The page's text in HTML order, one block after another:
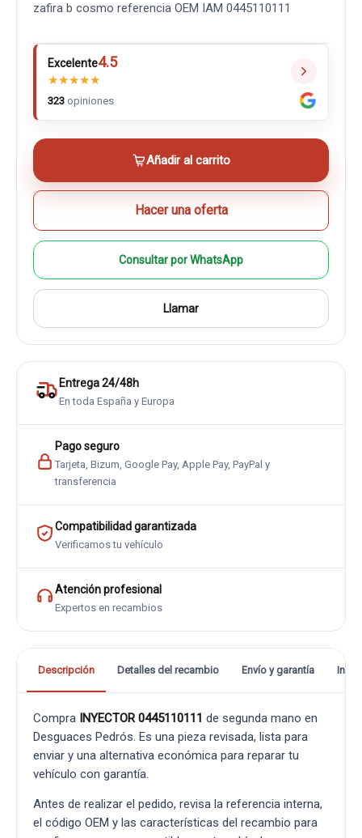
zafira b cosmo referencia OEM IAM 0445110111
Excelente4.5
★★★★★
323 opiniones
Añadir al carrito
Hacer una oferta
Consultar por WhatsApp
Llamar
Entrega 24/48h
En toda España y Europa
Pago seguro
Tarjeta, Bizum, Google Pay, Apple Pay, PayPal y
transferencia
Compatibilidad garantizada
Verificamos tu vehículo
Atención profesional
Expertos en recambios
Descripción Detalles del recambio Envío y garantía
Compra INYECTOR 0445110111 de segunda mano en
Desguaces Pedrós. Es una pieza revisada, lista para
enviar y una alternativa económica para reparar tu
vehículo con garantía.
Antes de realizar el pedido, revisa la referencia interna,
el código OEM y las características del recambio para